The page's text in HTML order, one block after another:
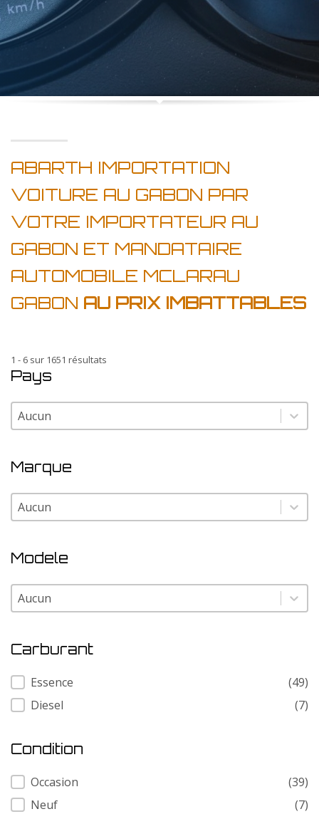
ABARTH IMPORTATION
VOITURE AU GABON PAR
VOTRE IMPORTATEUR AU
GABON ET MANDATAIRE
AUTOMOBILE MCLARAU
GABON AU PRIX IMBATTABLES
1 - 6 sur 1651 résultats
Pays
Pays
Pays
Marque
Marque
Marque
Modele
Modele
Modele
Carburant
Carburant
Essence
(49)
Diesel
(7)
Condition
Condition
Occasion
(39)
Neuf
(7)